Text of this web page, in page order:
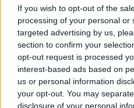
If you wish to opt-out of the
processing of your personal or
targeted advertising by us,
section to confirm your
opt-out request is processed
interest-based ads based on
us or personal information
your opt-out. You may
disclosure of your personal
několikadenní záchranná
neumožnila prožít malý happy
traumata si poneseme celý život.
JUDr. Petr Kužvart: Pár
Johannesburgu
21.8.2002
Stále častější povodně a jiné